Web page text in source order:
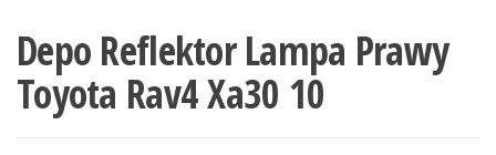
Depo Reflektor Lampa Prawy
Toyota Rav4 Xa30 10